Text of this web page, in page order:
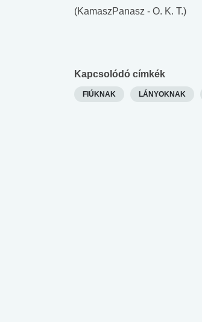
(KamaszPanasz - O. K. T.)
Kapcsolódó címkék
FIÚKNAK LÁNYOKNAK